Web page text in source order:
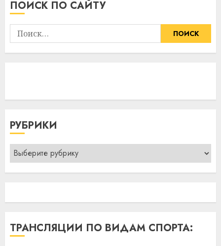
ПОИСК ПО САЙТУ
Найти:
РУБРИКИ
Рубрики
ТРАНСЛЯЦИИ ПО ВИДАМ СПОРТА: